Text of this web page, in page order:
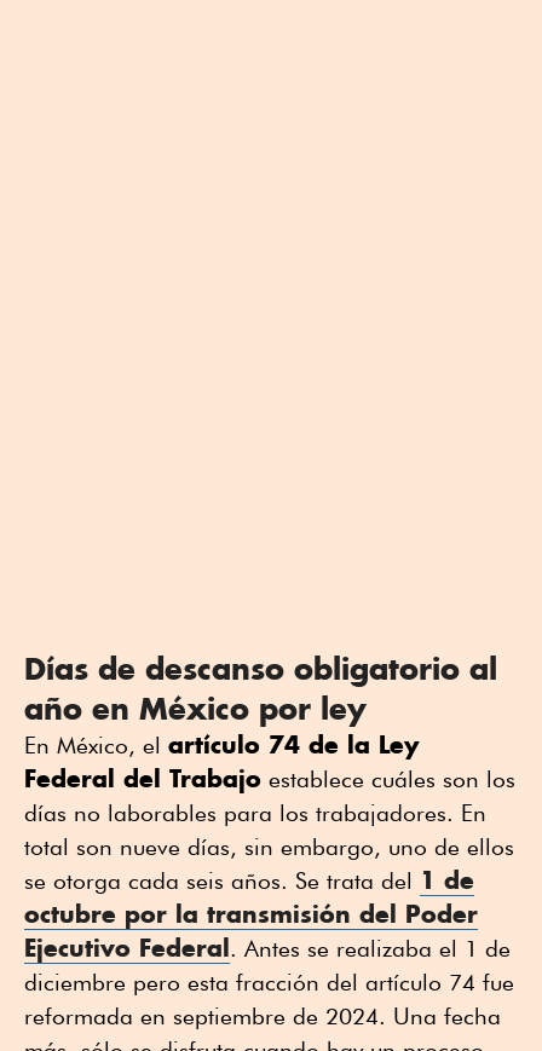
Días de descanso obligatorio al
año en México por ley
En México, el artículo 74 de la Ley
Federal del Trabajo establece cuáles son los
días no laborables para los trabajadores. En
total son nueve días, sin embargo, uno de ellos
se otorga cada seis años. Se trata del 1 de
octubre por la transmisión del Poder
Ejecutivo Federal . Antes se realizaba el 1 de
diciembre pero esta fracción del artículo 74 fue
reformada en septiembre de 2024. Una fecha